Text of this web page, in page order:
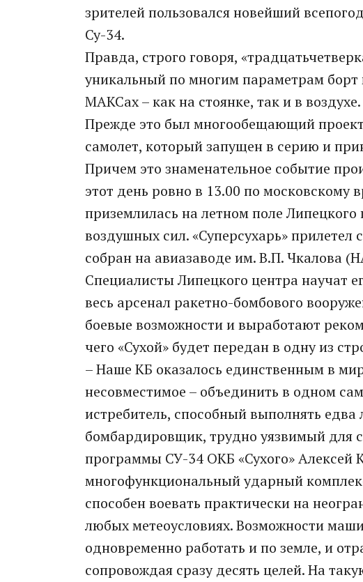
зрителей пользовался новейший
Су-34.
Правда, строго говоря,
уникальный по многим параметрам
МАКСах – как на стоянке, так и в
Прежде это был многообещающий
самолет, который запущен в серию и
Причем это знаменательное событие
этот день ровно в 13.00 по
приземлилась на летном поле
воздушных сил. «Суперсухарь»
собран на авиазаводе им. В.П. Чкалова
Специалисты Липецкого центра научат
весь арсенал ракетно-бомбового
боевые возможности и выработают
чего «Сухой» будет передан в одну из
– Наше КБ оказалось единственным в
несовместимое – объединить в одном
истребитель, способный выполнять
бомбардировщик, трудно уязвимый для
программы СУ-34 ОКБ «Сухого» Алексей
многофункциональный ударный
способен воевать практически на
любых метеоусловиях. Возможности
одновременно работать и по земле, и
сопровождая сразу десять целей. На